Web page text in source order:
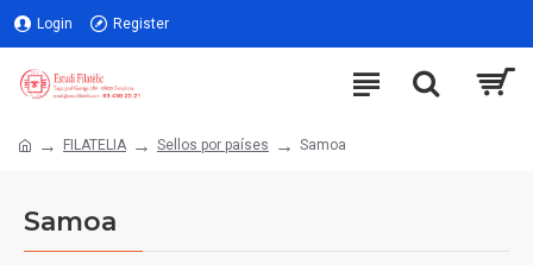
Login Register
FILATELIA Sellos por países Samoa
Samoa